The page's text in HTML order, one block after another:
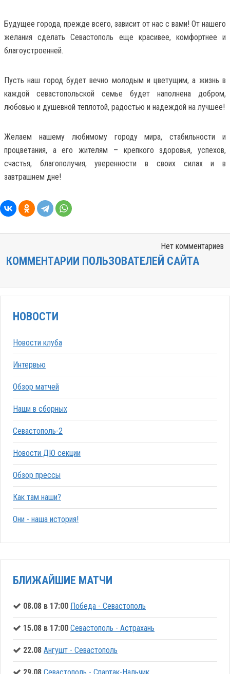
Будущее города, прежде всего, зависит от нас с вами! От нашего
желания сделать Севастополь еще красивее, комфортнее и
благоустроенней.
Пусть наш город будет вечно молодым и цветущим, а жизнь в
каждой севастопольской семье будет наполнена добром,
любовью и душевной теплотой, радостью и надеждой на лучшее!
Желаем нашему любимому городу мира, стабильности и
процветания, а его жителям – крепкого здоровья, успехов,
счастья, благополучия, уверенности в своих силах и в
завтрашнем дне!
Нет комментариев
КОММЕНТАРИИ ПОЛЬЗОВАТЕЛЕЙ САЙТА
НОВОСТИ
Новости клуба
Интервью
Обзор матчей
Наши в сборных
Севастополь-2
Новости ДЮ секции
Обзор прессы
Как там наши?
Они - наша история!
БЛИЖАЙШИЕ МАТЧИ
08.08 в 17:00 Победа - Севастополь
15.08 в 17:00 Севастополь - Астрахань
22.08 Ангушт - Севастополь